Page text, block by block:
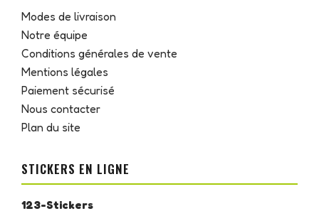
Modes de livraison
Notre équipe
Conditions générales de vente
Mentions légales
Paiement sécurisé
Nous contacter
Plan du site
STICKERS EN LIGNE
123-Stickers